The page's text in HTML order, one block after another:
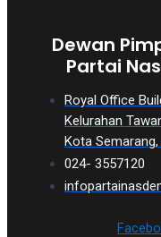
Dewan
Partai
Royal Office
Kelurahan
Kota
024- 3557120